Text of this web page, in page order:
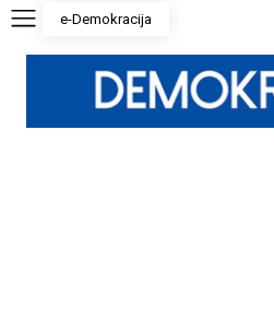
e-Demokracija